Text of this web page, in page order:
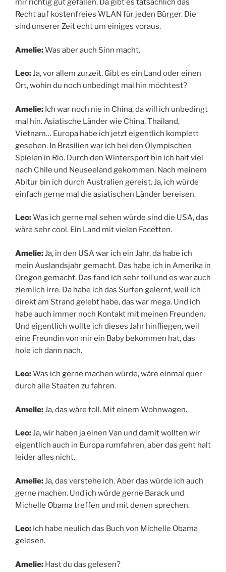
mir richtig gut gefallen. Da gibt es tatsächlich das
Recht auf kostenfreies WLAN für jeden Bürger. Die
sind unserer Zeit echt um einiges voraus.
Amelie:Was aber auch Sinn macht.
Leo:Ja, vor allem zurzeit. Gibt es ein Land oder einen
Ort, wohin du noch unbedingt mal hin möchtest?
Amelie: Ich war noch nie in China, da will ich unbedingt
mal hin. Asiatische Länder wie China, Thailand,
Vietnam… Europa habe ich jetzt eigentlich komplett
gesehen. In Brasilien war ich bei den Olympischen
Spielen in Rio. Durch den Wintersport bin ich halt viel
nach Chile und Neuseeland gekommen. Nach meinem
Abitur bin ich durch Australien gereist. Ja, ich würde
einfach gerne mal die asiatischen Länder bereisen.
Leo:Was ich gerne mal sehen würde sind die USA, das
wäre sehr cool. Ein Land mit vielen Facetten.
Amelie: Ja, in den USA war ich ein Jahr, da habe ich
mein Auslandsjahr gemacht. Das habe ich in Amerika in
Oregon gemacht. Das fand ich sehr toll und es war auch
ziemlich irre. Da habe ich das Surfen gelernt, weil ich
direkt am Strand gelebt habe, das war mega. Und ich
habe auch immer noch Kontakt mit meinen Freunden.
Und eigentlich wollte ich dieses Jahr hinfliegen, weil
eine Freundin von mir ein Baby bekommen hat, das
hole ich dann nach.
Leo:Was ich gerne machen würde, wäre einmal quer
durch alle Staaten zu fahren.
Amelie: Ja, das wäre toll. Mit einem Wohnwagen.
Leo:Ja, wir haben ja einen Van und damit wollten wir
eigentlich auch in Europa rumfahren, aber das geht halt
leider alles nicht.
Amelie: Ja, das verstehe ich. Aber das würde ich auch
gerne machen. Und ich würde gerne Barack und
Michelle Obama treffen und mit denen sprechen.
Leo: Ich habe neulich das Buch von Michelle Obama
gelesen.
Amelie: Hast du das gelesen?